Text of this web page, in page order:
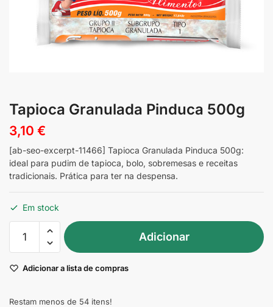
Tapioca Granulada Pinduca 500g
3,10 €
[ab-seo-excerpt-11466] Tapioca Granulada Pinduca 500g:
ideal para pudim de tapioca, bolo, sobremesas e receitas
tradicionais. Prática para ter na despensa.
Em stock
Quantidade
Granulada
500g
Adicionar
Adicionar a lista de compras
Restam menos de 54 itens!